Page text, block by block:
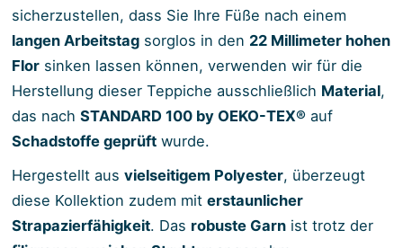
sicherzustellen, dass Sie Ihre Füße nach einem
langen Arbeitstagsorglos in den 22 Millimeter hohen
Florsinken lassen können, verwenden wir für die
Herstellung dieser Teppiche ausschließlich Material,
das nach STANDARD 100 by OEKO-TEX®auf
Schadstoffe geprüftwurde.
Hergestellt aus vielseitigem Polyester, überzeugt
diese Kollektion zudem mit erstaunlicher
Strapazierfähigkeit. Das robuste Garnist trotz der